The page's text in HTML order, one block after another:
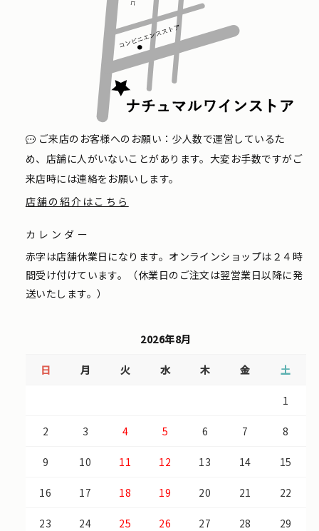
ご来店のお客様へのお願い：少人数で運営しているた
め、店舗に人がいないことがあります。大変お手数ですがご
来店時には連絡をお願いします。
店舗の紹介はこちら
カレンダー
赤字は店舗休業日になります。オンラインショップは２４時
間受け付けています。（休業日のご注文は翌営業日以降に発
送いたします。）
2026年8月
日 月 火 水 木 金 土
1
2 3 4 5 6 7 8
9 10 11 12 13 14 15
16 17 18 19 20 21 22
23 24 25 26 27 28 29